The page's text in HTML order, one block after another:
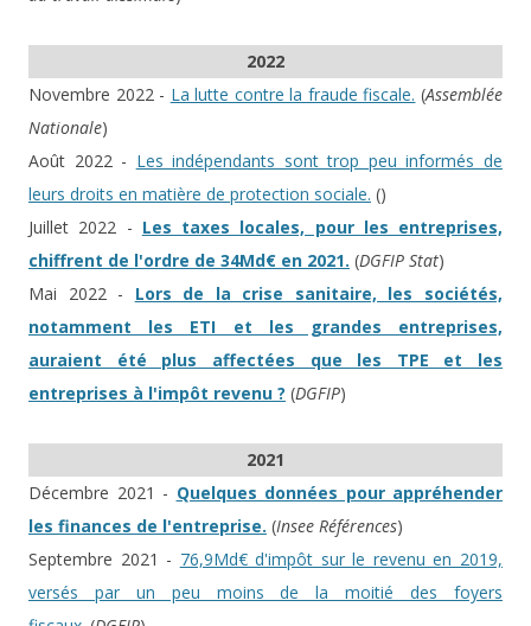
2022
Novembre 2022 - La lutte contre la fraude fiscale. (Assemblée
Nationale)
Août 2022 - Les indépendants sont trop peu informés de
leurs droits en matière de protection sociale. ()
Juillet 2022 - Les taxes locales, pour les entreprises,
chiffrent de l'ordre de 34Md€ en 2021. (DGFIP Stat)
Mai 2022 - Lors de la crise sanitaire, les sociétés,
notamment les ETI et les grandes entreprises,
auraient été plus affectées que les TPE et les
entreprises à l'impôt revenu ? (DGFIP)
2021
Décembre 2021 - Quelques données pour appréhender
les finances de l'entreprise. (Insee Références)
Septembre 2021 - 76,9Md€ d'impôt sur le revenu en 2019,
versés par un peu moins de la moitié des foyers